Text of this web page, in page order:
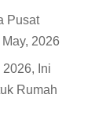
Pusat
May, 2026
Ini
Rumah